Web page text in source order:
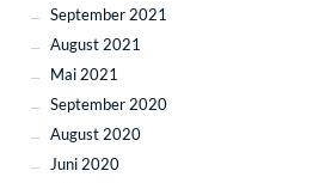
September 2021
August 2021
Mai 2021
September 2020
August 2020
Juni 2020